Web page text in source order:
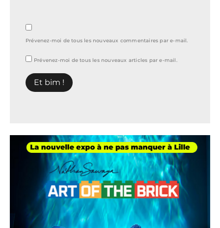
Prévenez-moi de tous les nouveaux commentaires par e-mail.
Prévenez-moi de tous les nouveaux articles par e-mail.